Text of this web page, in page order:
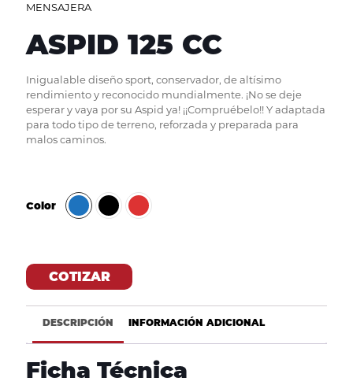
MENSAJERA
ASPID 125 CC
Inigualable diseño sport, conservador, de altísimo
rendimiento y reconocido mundialmente. ¡No se deje
esperar y vaya por su Aspid ya! ¡¡Compruébelo!! Y adaptada
para todo tipo de terreno, reforzada y preparada para
malos caminos.
Color
COTIZAR
DESCRIPCIÓN INFORMACIÓN ADICIONAL
Ficha Técnica